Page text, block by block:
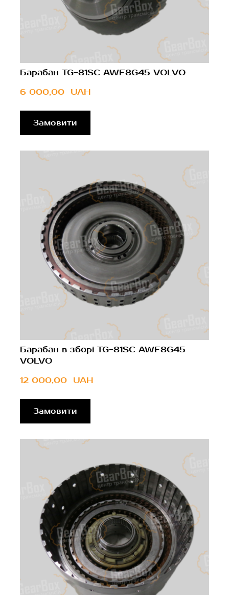
Барабан TG-81SC AWF8G45 VOLVO
6 000,00  UAH
Замовити
Барабан в зборі TG-81SC AWF8G45
VOLVO
12 000,00  UAH
Замовити